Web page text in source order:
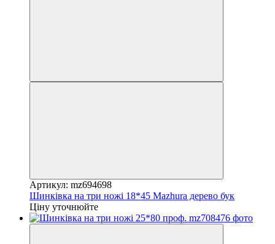
Артикул: mz694698
Шинківка на три ножі 18*45 Mazhura дерево бук
Ціну уточнюйте